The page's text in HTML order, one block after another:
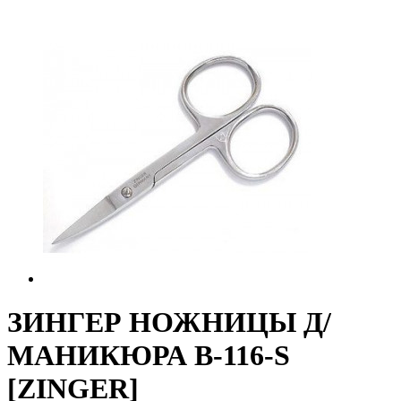
ЗИНГЕР НОЖНИЦЫ Д/
МАНИКЮРА B-116-S
[ZINGER]